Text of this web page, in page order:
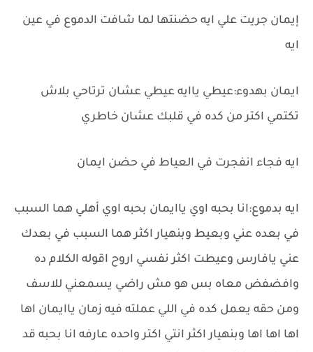
إيمان جريت علي ايه حضنتها لما شافت الدموع في عين
ايه
ايمان بهدوء:عيطي ياايه عيطي عشان ترتاحي بلاش
تكتمي اكتر من كده في قلبك عشان خاطري
ايه فجاء انفجرت في العياط في حضن ايمان
ايه بدموع:انا بحبه اوي ياايمان بحبه اوي أهلي هما السبب
في بعده عني وبعيط وبنهيار اكثر هما السبب في بعدك
عني يافارس وعيطت اكثر نفسي اروح اقوله الكلام ده
وافضفض معاه بس هو مش راضي يسمعني للاسف
ومن حقه يعمل كده في اللي عملته فيه زمان ياايمان اها
اها اها اها وبنهيار اكثر انتي اكتر واحده عارفه انا بحبه قد